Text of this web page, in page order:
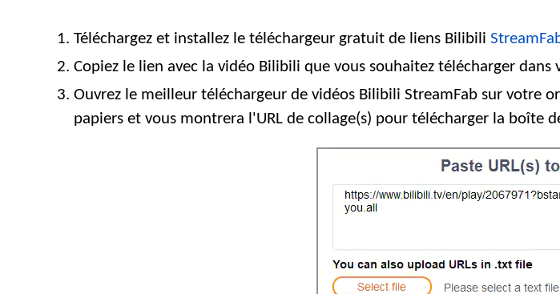
Téléchargez et installez le téléchargeur gratuit de liens Bilibili
Copiez le lien avec la vidéo Bilibili que vous souhaitez télécharger
Ouvrez le meilleur téléchargeur de vidéos Bilibili StreamFab sur votre
papiers et vous montrera l'URL de collage(s) pour télécharger la boîte